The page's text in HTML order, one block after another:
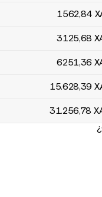
1562,84
3125,68
6251,36
15.628,39
31.256,78